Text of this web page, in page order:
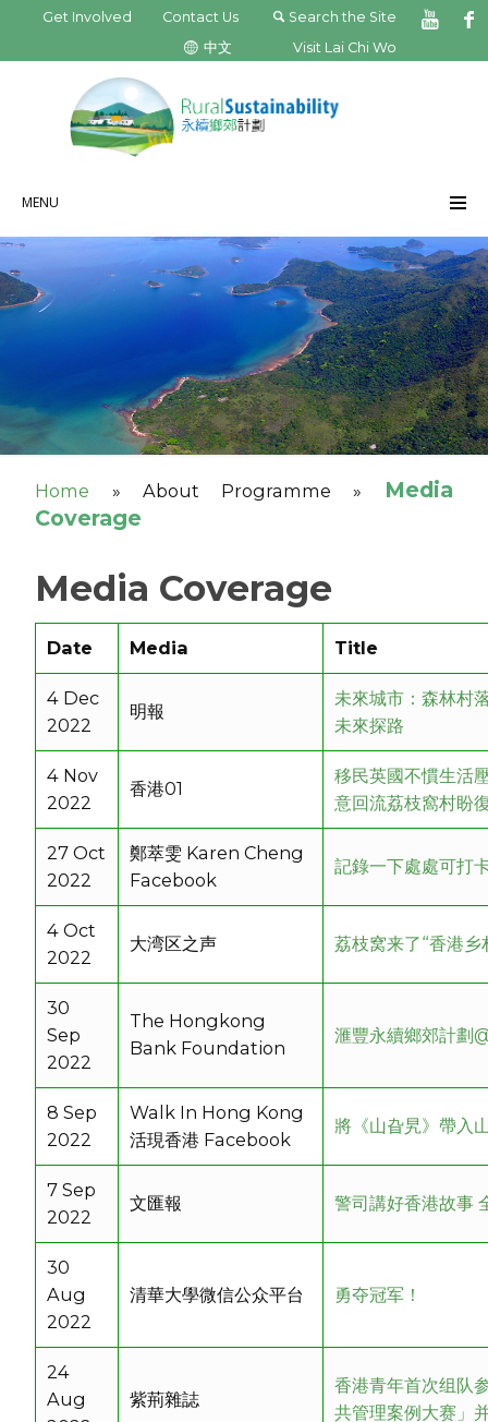
Search the Site
Contact Us
Get Involved
Visit Lai Chi Wo
中文
MENU
Home » About Programme »
Media
Coverage
Media Coverage
Date Media Title
4 Dec
2022
明報
未來城市：森林村
未來探路
4 Nov
2022
香港01
移民英國不慣生活
意回流荔枝窩村盼
27 Oct
2022
鄭萃雯 Karen Cheng
Facebook
記錄一下處處可打
4 Oct
2022
大湾区之声 荔枝窝来了“香港乡
30
Sep
2022
The Hongkong
Bank Foundation
滙豐永續鄉郊計劃
8 Sep
2022
Walk In Hong Kong
活現香港 Facebook
將《山旮旯》帶入
7 Sep
2022
文匯報 警司講好香港故事
30
Aug
2022
清華大學微信公众平台 勇夺冠军！
24
Aug
紫荊雜誌
香港青年首次组队
共管理案例大赛」